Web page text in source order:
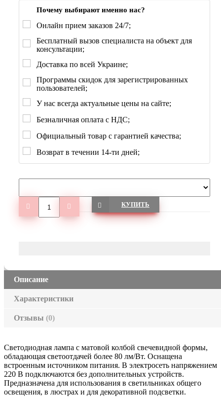
Почему выбирают именно нас?
Онлайн прием заказов 24/7;
Бесплатный вызов специалиста на объект для
консультации;
Доставка по всей Украине;
Программы скидок для зарегистрированных
пользователей;
У нас всегда актуальные цены на сайте;
Безналичная оплата с НДС;
Официальный товар с гарантией качества;
Возврат в течении 14-ти дней;
КУПИТЬ
Описание
Характеристики
Отзывы (0)
Светодиодная лампа с матовой колбой свечевидной формы,
обладающая светоотдачей более 80 лм/Вт. Оснащена
встроенным источником питания. В электросеть напряжением
220 В подключаются без дополнительных устройств.
Предназначена для использования в светильниках общего
освещения, в люстрах и для декоративной подсветки.